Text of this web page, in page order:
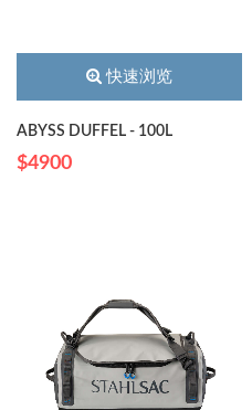
快速浏览
ABYSS DUFFEL - 100L
$4900